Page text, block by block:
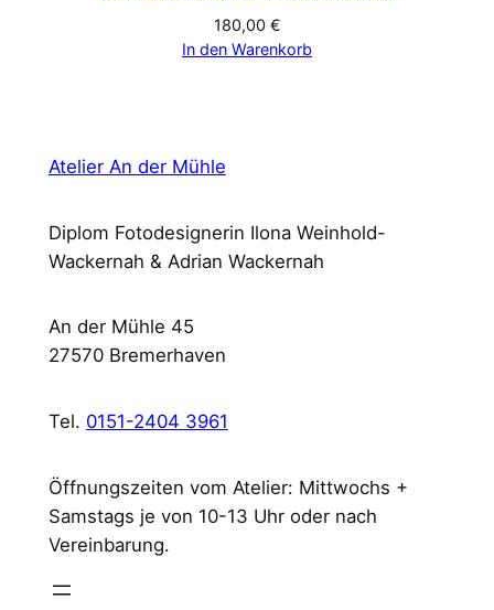
180,00 €
In den Warenkorb
Atelier An der Mühle
Diplom Fotodesignerin Ilona Weinhold-
Wackernah & Adrian Wackernah
An der Mühle 45
27570 Bremerhaven
Tel. 0151-2404 3961
Öffnungszeiten vom Atelier: Mittwochs +
Samstags je von 10-13 Uhr oder nach
Vereinbarung.